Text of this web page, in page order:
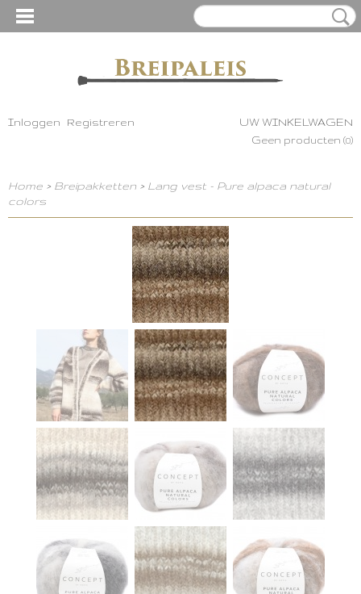
Inloggen Registreren UW WINKELWAGEN
Geen producten (0)
Home > Breipakketten > Lang vest - Pure alpaca natural
colors